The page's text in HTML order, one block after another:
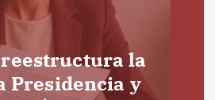
la
Presidencia y